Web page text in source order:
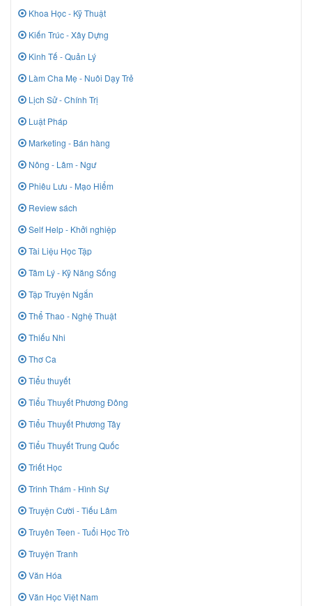
Khoa Học - Kỹ Thuật
Kiến Trúc - Xây Dựng
Kinh Tế - Quản Lý
Làm Cha Mẹ - Nuôi Dạy Trẻ
Lịch Sử - Chính Trị
Luật Pháp
Marketing - Bán hàng
Nông - Lâm - Ngư
Phiêu Lưu - Mạo Hiểm
Review sách
Self Help - Khởi nghiệp
Tài Liệu Học Tập
Tâm Lý - Kỹ Năng Sống
Tập Truyện Ngắn
Thể Thao - Nghệ Thuật
Thiếu Nhi
Thơ Ca
Tiểu thuyết
Tiểu Thuyết Phương Đông
Tiểu Thuyết Phương Tây
Tiểu Thuyết Trung Quốc
Triết Học
Trinh Thám - Hình Sự
Truyện Cười - Tiếu Lâm
Truyên Teen - Tuổi Học Trò
Truyện Tranh
Văn Hóa
Văn Học Việt Nam